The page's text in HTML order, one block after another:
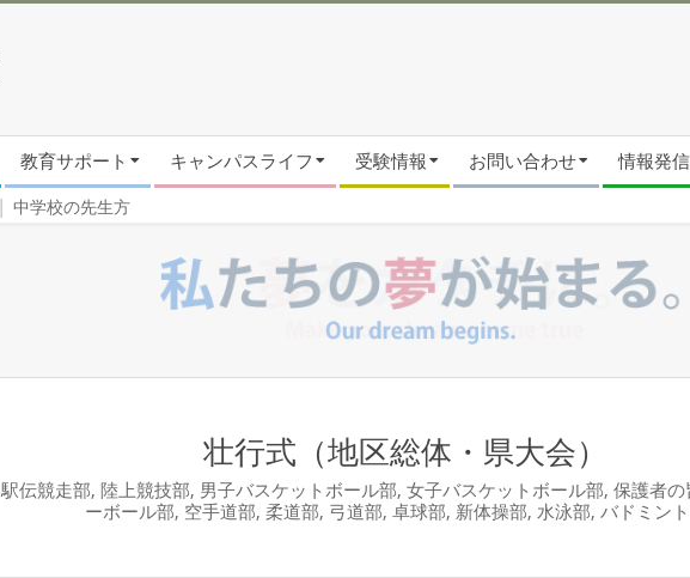
教育サポート キャンパスライフ 受験情報 お問い合わせ 情報発
中学校の先生方
壮行式（地区総体・県大会）
駅伝競走部, 陸上競技部, 男子バスケットボール部, 女子バスケットボール部, 保護者の
ーボール部, 空手道部, 柔道部, 弓道部, 卓球部, 新体操部, 水泳部, バドミン